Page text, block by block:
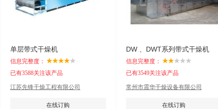
单层带式干燥机
信息完整度：
已有3588关注该产品
江苏先锋干燥工程有限公司
在线订购
DW 、DWT系列带式干燥机
信息完整度：
已有3549关注该产品
常州市震华干燥设备有限公司
在线订购